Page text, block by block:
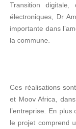
Transition digitale,
électroniques, Dr
importante dans
la commune.
Ces réalisations
et Moov Africa,
l’entreprise. En
le projet comprend